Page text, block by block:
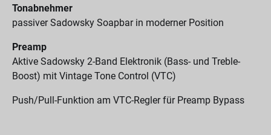
Tonabnehmer
passiver Sadowsky Soapbar in moderner Position
Preamp
Aktive Sadowsky 2-Band Elektronik (Bass- und Treble-
Boost) mit Vintage Tone Control (VTC)
Push/Pull-Funktion am VTC-Regler für Preamp Bypass